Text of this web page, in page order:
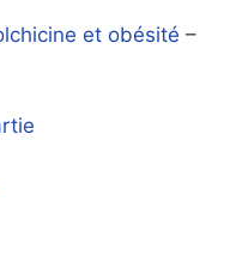
et obésité –